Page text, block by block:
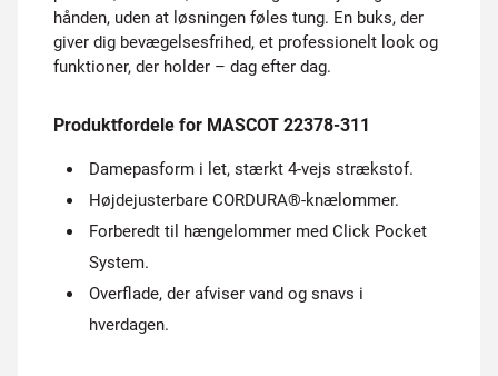
hånden, uden at løsningen føles tung. En buks, der
giver dig bevægelsesfrihed, et professionelt look og
funktioner, der holder – dag efter dag.
Produktfordele for MASCOT 22378-311
Damepasform i let, stærkt 4-vejs strækstof.
Højdejusterbare CORDURA®-knælommer.
Forberedt til hængelommer med Click Pocket
System.
Overflade, der afviser vand og snavs i
hverdagen.